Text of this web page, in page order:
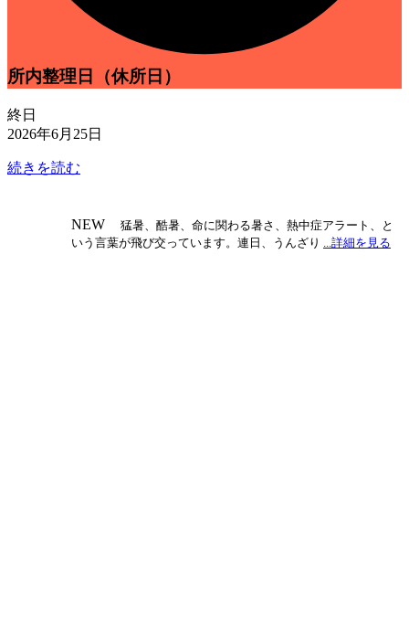
所内整理日（休所日）
終日
2026年6月25日
続きを読む
NEW
猛暑、酷暑、命に関わる暑さ、熱中症アラート、と
いう言葉が飛び交っています。連日、うんざり ...詳細を見る